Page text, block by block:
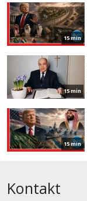
15 min
15 min
15 min
Kontakt